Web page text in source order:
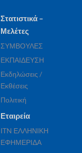
Στατιστικά –
Μελέτες
ΣΥΜΒΟΥΛΕΣ
ΕΚΠΑΙΔΕΥΣΗ
Εκδηλώσεις /
Εκθέσεις
Πολιτική
Εταιρεία
ITN ΕΛΛΗΝΙΚΗ
ΕΦΗΜΕΡΙΔΑ